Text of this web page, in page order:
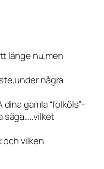
länge nu,men
några
gamla “folköls”-
säga…..vilket
och vilken